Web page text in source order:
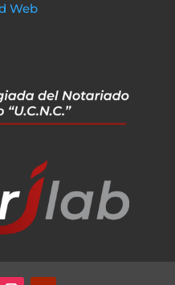
Web